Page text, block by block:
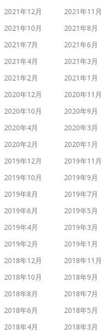
2021年12月
2021年11月
2021年10月
2021年8月
2021年7月
2021年6月
2021年4月
2021年3月
2021年2月
2021年1月
2020年12月
2020年11月
2020年10月
2020年9月
2020年4月
2020年3月
2020年2月
2020年1月
2019年12月
2019年11月
2019年10月
2019年9月
2019年8月
2019年7月
2019年6月
2019年5月
2019年4月
2019年3月
2019年2月
2019年1月
2018年12月
2018年11月
2018年10月
2018年9月
2018年8月
2018年7月
2018年6月
2018年5月
2018年4月
2018年3月